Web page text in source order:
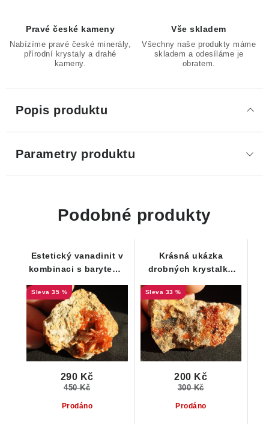
Pravé české kameny
Nabízíme pravé české minerály,
přírodní krystaly a drahé
kameny.
Vše skladem
Všechny naše produkty máme
skladem a odesíláme je
obratem.
Popis produktu
Parametry produktu
Podobné produkty
Estetický vanadinit v
kombinaci s barytem -
35 %
Prodáno
290 Kč
450 Kč
Krásná ukázka
drobných krystalků
hornině
33 %
Prodáno
200 Kč
300 Kč